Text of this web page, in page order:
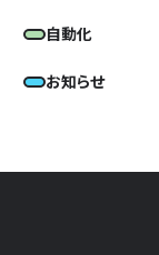
自動化
お知らせ